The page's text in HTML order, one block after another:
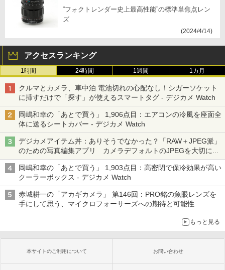
“フォクトレンダー史上最高性能”の標準単焦点レン
ズ
(2024/4/14)
アクセスランキング
1時間 24時間 1週間 1カ月
クルマとカメラ、車中泊 電池切れの心配なし！シガーソケット
に挿すだけで「探す」が使えるスマートタグ - デジカメ Watch
岡嶋和幸の「あとで買う」 1,906点目：エアコンの冷風を座面全
体に送るシートカバー - デジカメ Watch
デジカメアイテム丼：ありそうでなかった？「RAW＋JPEG派」
のための写真編集アプリ カメラデフォルトのJPEGを大切にす
る「Filmator」
岡嶋和幸の「あとで買う」 1,903点目：高密閉で保冷効果が高い
クーラーボックス - デジカメ Watch
赤城耕一の「アカギカメラ」 第146回：PRO銘の魚眼レンズを
手にして思う、マイクロフォーサーズへの期待と可能性
もっと見る
本サイトのご利用について お問い合わせ